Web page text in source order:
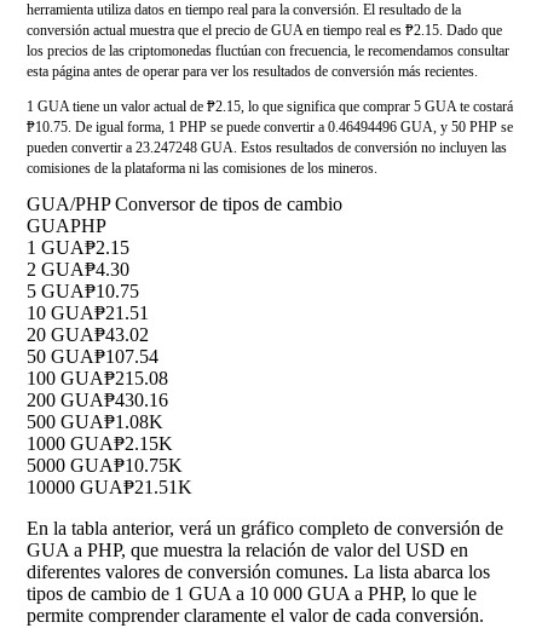
herramienta utiliza datos en tiempo real para la conversión. El resultado de la
conversión actual muestra que el precio de GUA en tiempo real es ₱2.15. Dado que
los precios de las criptomonedas fluctúan con frecuencia, le recomendamos consultar
esta página antes de operar para ver los resultados de conversión más recientes.
1 GUA tiene un valor actual de ₱2.15, lo que significa que comprar 5 GUA te costará
₱10.75. De igual forma, 1 PHP se puede convertir a 0.46494496 GUA, y 50 PHP se
pueden convertir a 23.247248 GUA. Estos resultados de conversión no incluyen las
comisiones de la plataforma ni las comisiones de los mineros.
GUA/PHP Conversor de tipos de cambio
GUAPHP
1 GUA₱2.15
2 GUA₱4.30
5 GUA₱10.75
10 GUA₱21.51
20 GUA₱43.02
50 GUA₱107.54
100 GUA₱215.08
200 GUA₱430.16
500 GUA₱1.08K
1000 GUA₱2.15K
5000 GUA₱10.75K
10000 GUA₱21.51K
En la tabla anterior, verá un gráfico completo de conversión de
GUA a PHP, que muestra la relación de valor del USD en
diferentes valores de conversión comunes. La lista abarca los
tipos de cambio de 1 GUA a 10 000 GUA a PHP, lo que le
permite comprender claramente el valor de cada conversión.